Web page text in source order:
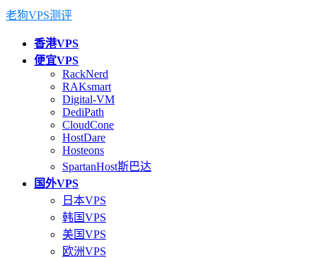
老狗VPS测评
香港VPS
便宜VPS
RackNerd
RAKsmart
Digital-VM
DediPath
CloudCone
HostDare
Hosteons
SpartanHost斯巴达
国外VPS
日本VPS
韩国VPS
美国VPS
欧洲VPS